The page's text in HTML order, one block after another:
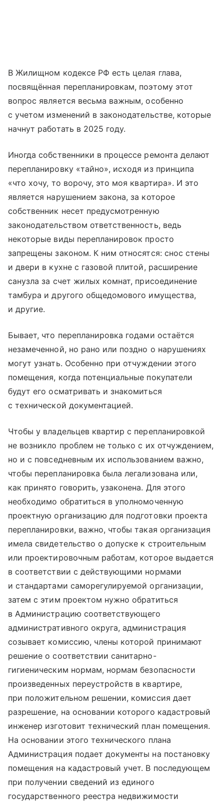
В Жилищном кодексе РФ есть целая глава,
посвящённая перепланировкам, поэтому этот
вопрос является весьма важным, особенно
с учетом изменений в законодательстве, которые
начнут работать в 2025 году.
Иногда собственники в процессе ремонта делают
перепланировку «тайно», исходя из принципа
«что хочу, то ворочу, это моя квартира». И это
является нарушением закона, за которое
собственник несет предусмотренную
законодательством ответственность, ведь
некоторые виды перепланировок просто
запрещены законом. К ним относятся: снос стены
и двери в кухне с газовой плитой, расширение
санузла за счет жилых комнат, присоединение
тамбура и другого общедомового имущества,
и другие.
Бывает, что перепланировка годами остаётся
незамеченной, но рано или поздно о нарушениях
могут узнать. Особенно при отчуждении этого
помещения, когда потенциальные покупатели
будут его осматривать и знакомиться
с технической документацией.
Чтобы у владельцев квартир с перепланировкой
не возникло проблем не только с их отчуждением,
но и с повседневным их использованием важно,
чтобы перепланировка была легализована или,
как принято говорить, узаконена. Для этого
необходимо обратиться в уполномоченную
проектную организацию для подготовки проекта
перепланировки, важно, чтобы такая организация
имела свидетельство о допуске к строительным
или проектировочным работам, которое выдается
в соответствии с действующими нормами
и стандартами саморегулируемой организации,
затем с этим проектом нужно обратиться
в Администрацию соответствующего
административного округа, администрация
созывает комиссию, члены которой принимают
решение о соответствии санитарно-
гигиеническим нормам, нормам безопасности
произведенных переустройств в квартире,
при положительном решении, комиссия дает
разрешение, на основании которого кадастровый
инженер изготовит технический план помещения.
На основании этого технического плана
Администрация подает документы на постановку
помещения на кадастровый учет. В последующем
при получении сведений из единого
государственного реестра недвижимости